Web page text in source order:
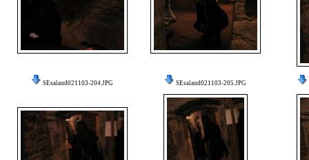
SEsalaud021103-204.JPG SEsalaud021103-205.JPG